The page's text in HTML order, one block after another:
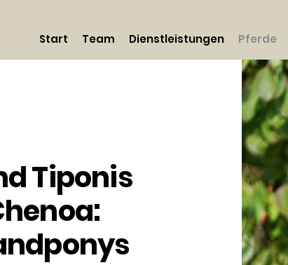
Start Team Dienstleistungen Pferde
Tiponis